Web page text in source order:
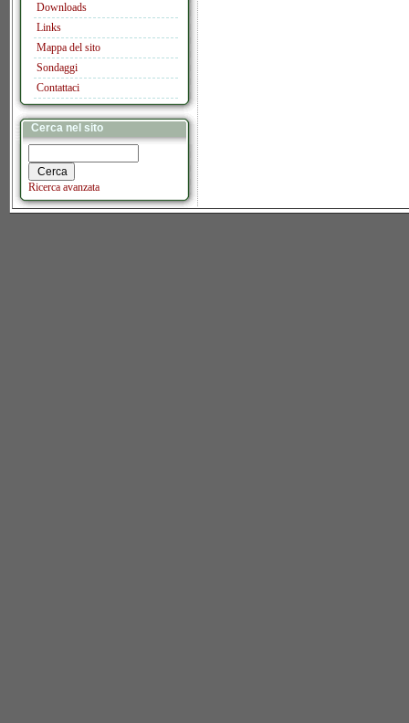
Downloads
Links
Mappa del sito
Sondaggi
Contattaci
Cerca nel sito
Ricerca avanzata